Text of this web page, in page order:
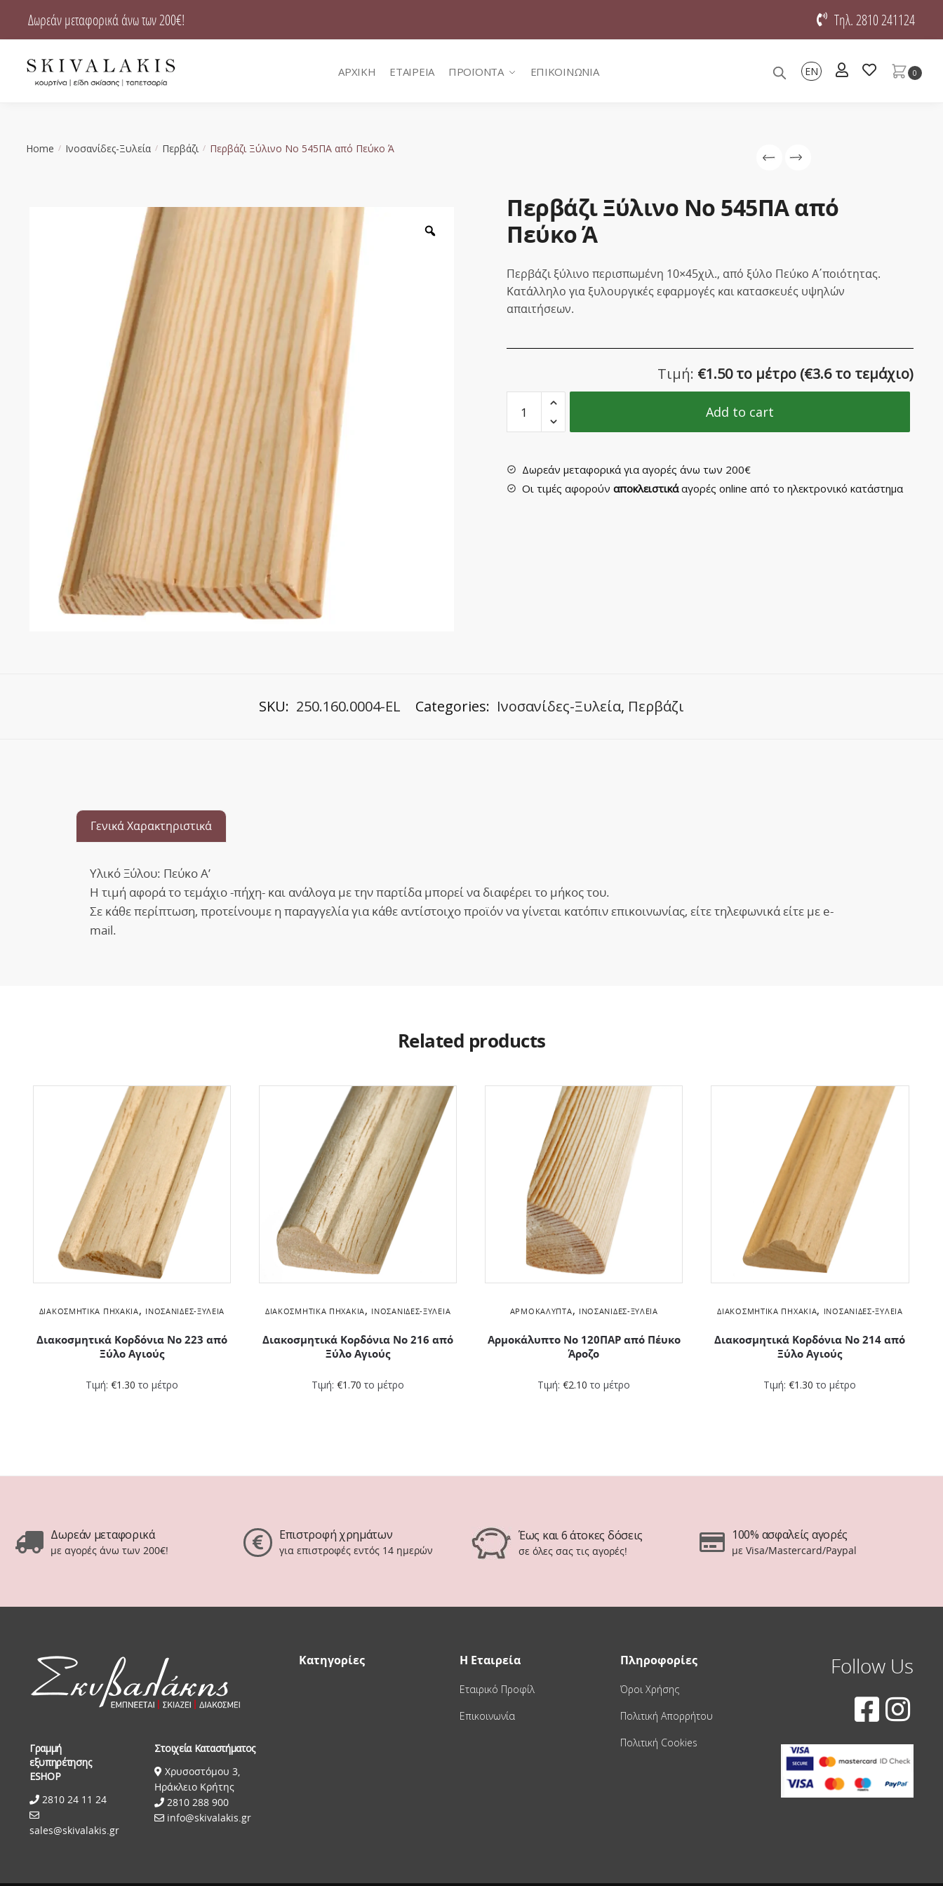
navigation
content
Δωρεάν μεταφορικά άνω των 200€! Τηλ. 2810 241124
ΑΡΧΙΚΗ ΕΤΑΙΡΕΙΑ ΠΡΟΪΟΝΤΑ ΕΠΙΚΟΙΝΩΝΙΑ EN 0
Home / Ινοσανίδες-Ξυλεία / Περβάζι / Περβάζι Ξύλινο Νο 545ΠΑ από Πεύκο Ά
Περβάζι Ξύλινο Νο 545ΠΑ από
Πεύκο Ά
Περβάζι ξύλινο περισπωμένη 10×45χιλ., από ξύλο Πεύκο Α΄ποιότητας.
Κατάλληλο για ξυλουργικές εφαρμογές και κατασκευές υψηλών
απαιτήσεων.
Τιμή: €1.50 το μέτρο (€3.6 το τεμάχιο)
Περβάζι
Ξύλινο
Νο
από
Πεύκο
Add to cart
Δωρεάν μεταφορικά για αγορές άνω των 200€
Οι τιμές αφορούναποκλειστικάαγορές online από το ηλεκτρονικό κατάστημα
SKU: 250.160.0004-EL Categories: Ινοσανίδες-Ξυλεία, Περβάζι
Γενικά Χαρακτηριστικά
Υλικό Ξύλου: Πεύκο Α’
Η τιμή αφορά το τεμάχιο -πήχη- και ανάλογα με την παρτίδα μπορεί να διαφέρει το μήκος του.
Σε κάθε περίπτωση, προτείνουμε η παραγγελία για κάθε αντίστοιχο προϊόν να γίνεται κατόπιν επικοινωνίας, είτε τηλεφωνικά είτε με e-
mail.
Related products
ΔΙΑΚΟΣΜΗΤΙΚΆ ΠΗΧΆΚΙΑ, ΙΝΟΣΑΝΊΔΕΣ-ΞΥΛΕΊΑ
Διακοσμητικά Kορδόνια Νο 223 από
Ξύλο Αγιούς
Τιμή: €1.30 το μέτρο
ΔΙΑΚΟΣΜΗΤΙΚΆ ΠΗΧΆΚΙΑ, ΙΝΟΣΑΝΊΔΕΣ-ΞΥΛΕΊΑ
Διακοσμητικά Kορδόνια Νο 216 από
Ξύλο Αγιούς
Τιμή:€1.70 το μέτρο
ΑΡΜΟΚΆΛΥΠΤΑ, ΙΝΟΣΑΝΊΔΕΣ-ΞΥΛΕΊΑ
Αρμοκάλυπτο Νο 120ΠΑΡ από Πέυκο
Άροζο
Τιμή:€2.10 το μέτρο
ΔΙΑΚΟΣΜΗΤΙΚΆ ΠΗΧΆΚΙΑ, ΙΝΟΣΑΝΊΔΕΣ-ΞΥΛΕΊΑ
Διακοσμητικά Kορδόνια Νο 214 από
Ξύλο Αγιούς
Τιμή:€1.30 το μέτρο
Δωρεάν μεταφορικά
με αγορές άνω των 200€!
Επιστροφή χρημάτων
για επιστροφές εντός 14 ημερών
Έως και 6 άτοκες δόσεις
σε όλες σας τις αγορές!
100% ασφαλείς αγορές
με Visa/Mastercard/Paypal
Γραμμή
εξυπηρέτησης
ESHOP
2810 24 11 24
sales@skivalakis.gr
Στοιχεία Καταστήματος
Χρυσοστόμου 3,
Ηράκλειο Κρήτης
2810 288 900
info@skivalakis.gr
Κατηγορίες Η Εταιρεία
Εταιρικό Προφίλ
Επικοινωνία
Πληροφορίες
Όροι Χρήσης
Πολιτική Απορρήτου
Πολιτική Cookies
Follow Us